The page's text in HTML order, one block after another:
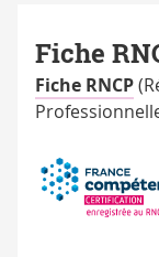
Fiche
Fiche RNCP